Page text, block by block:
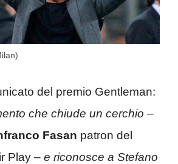
del premio Gentleman:
che chiude un cerchio –
Fasan patron del
Play – e riconosce a Stefano